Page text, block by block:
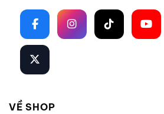
VỀ SHOP